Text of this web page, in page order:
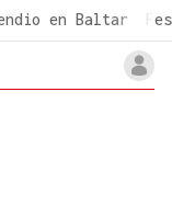
en Baltar